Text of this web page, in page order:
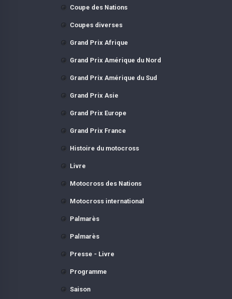
Coupe des Nations
Coupes diverses
Grand Prix Afrique
Grand Prix Amérique du Nord
Grand Prix Amérique du Sud
Grand Prix Asie
Grand Prix Europe
Grand Prix France
Histoire du motocross
Livre
Motocross des Nations
Motocross international
Palmarès
Palmarès
Presse - Livre
Programme
Saison